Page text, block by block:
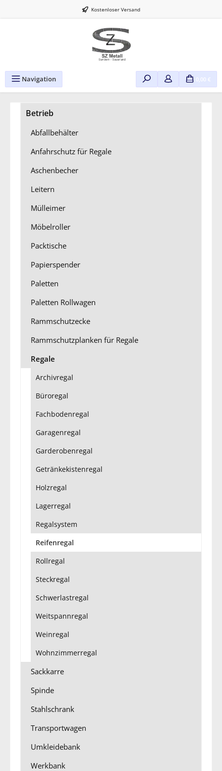
Kostenloser Versand
Navigation 0,00 €
Betrieb
Abfallbehälter
Anfahrschutz für Regale
Aschenbecher
Leitern
Mülleimer
Möbelroller
Packtische
Papierspender
Paletten
Paletten Rollwagen
Rammschutzecke
Rammschutzplanken für Regale
Regale
Archivregal
Büroregal
Fachbodenregal
Garagenregal
Garderobenregal
Getränkekistenregal
Holzregal
Lagerregal
Regalsystem
Reifenregal
Rollregal
Steckregal
Schwerlastregal
Weitspannregal
Weinregal
Wohnzimmerregal
Sackkarre
Spinde
Stahlschrank
Transportwagen
Umkleidebank
Werkbank